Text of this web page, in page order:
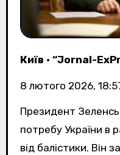
Київ • “Jornal-
8 лютого 2026,
Президент Зеленський заявляє про щоденну
потребу України в
від балістики. Він